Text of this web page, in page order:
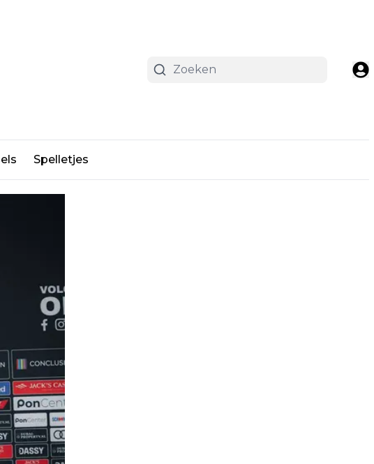
Spelletjes